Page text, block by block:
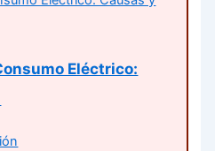
Eléctrico: